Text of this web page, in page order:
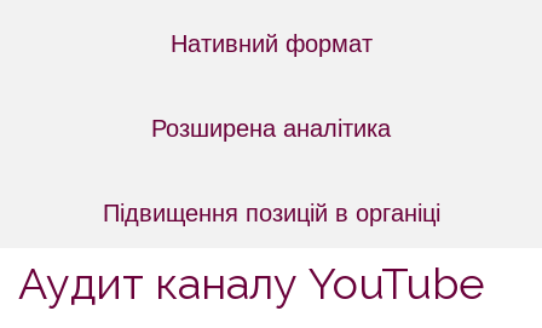
Нативний формат
Розширена аналітика
Підвищення позицій в органіці
Аудит каналу YouTube